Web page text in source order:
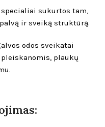
specialiai sukurtos tam,
ir sveiką struktūrą.
odos sveikatai
plaukų